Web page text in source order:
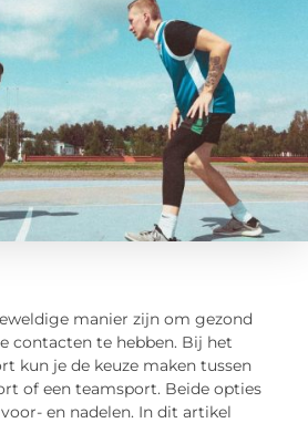
manier zijn om gezond
contacten te hebben. Bij het
kun je de keuze maken tussen
of een teamsport. Beide opties
en nadelen. In dit artikel